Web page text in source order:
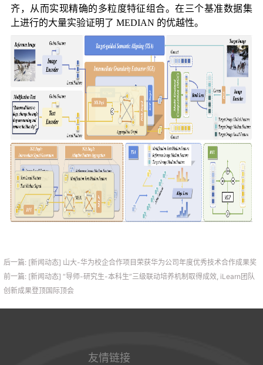
齐，从而实现精确的多粒度特征组合。在三个基准数据集
上进行的大量实验证明了 MEDIAN 的优越性。
后一篇: [新闻动态] 山大-华为校企合作项目荣获华为公司年度优秀技术合作成果奖
前一篇: [新闻动态] “导师-研究生-本科生”三级联动培养机制取得成效, iLearn团队
创新成果登顶国际顶会
友情链接